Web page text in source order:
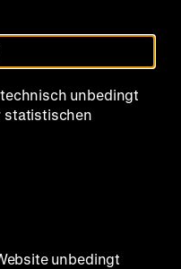
Über uns
unbedingt
statistischen
unbedingt